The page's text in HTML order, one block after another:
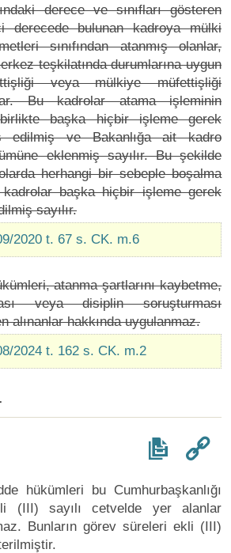
derece ve sınıfları gösteren
derecede bulunan kadroya mülki
sınıfından atanmış olanlar,
teşkilatında durumlarına uygun
veya mülkiye müfettişliği
Bu kadrolar atama işleminin
başka hiçbir işleme gerek
edilmiş ve Bakanlığa ait kadro
eklenmiş sayılır. Bu şekilde
herhangi bir sebeple boşalma
kadrolar başka hiçbir işleme gerek
sayılır.
2020 t. 67 s. CK. m.6
atanma şartlarını kaybetme,
veya disiplin soruşturması
alınanlar hakkında uygulanmaz.
2024 t. 162 s. CK. m.2
hükümleri bu Cumhurbaşkanlığı
(III) sayılı cetvelde yer alanlar
Bunların görev süreleri ekli (III)